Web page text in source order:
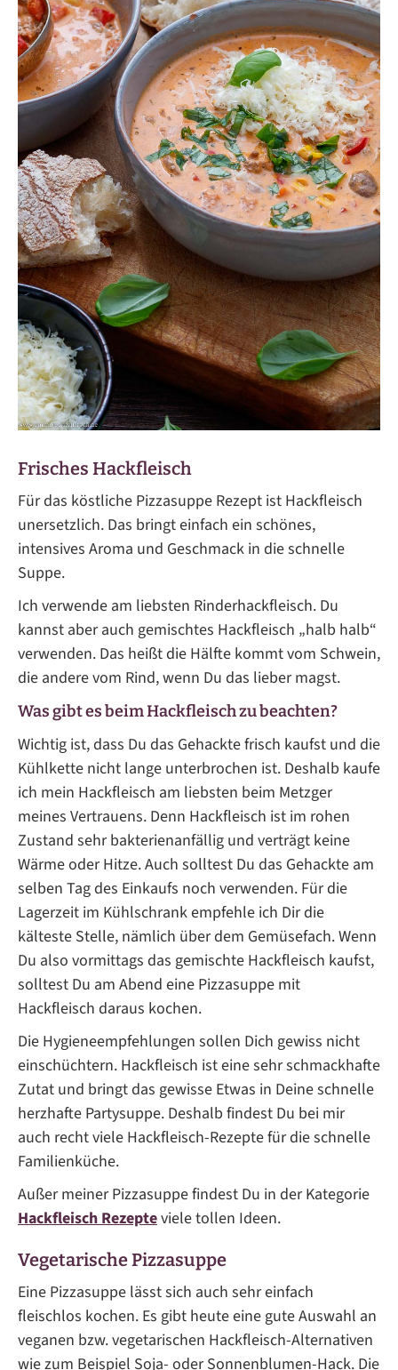
Frisches Hackfleisch
Für das köstliche Pizzasuppe Rezept ist Hackfleisch
unersetzlich. Das bringt einfach ein schönes,
intensives Aroma und Geschmack in die schnelle
Suppe.
Ich verwende am liebsten Rinderhackfleisch. Du
kannst aber auch gemischtes Hackfleisch „halb halb“
verwenden. Das heißt die Hälfte kommt vom Schwein,
die andere vom Rind, wenn Du das lieber magst.
Was gibt es beim Hackfleisch zu beachten?
Wichtig ist, dass Du das Gehackte frisch kaufst und die
Kühlkette nicht lange unterbrochen ist. Deshalb kaufe
ich mein Hackfleisch am liebsten beim Metzger
meines Vertrauens. Denn Hackfleisch ist im rohen
Zustand sehr bakterienanfällig und verträgt keine
Wärme oder Hitze. Auch solltest Du das Gehackte am
selben Tag des Einkaufs noch verwenden. Für die
Lagerzeit im Kühlschrank empfehle ich Dir die
kälteste Stelle, nämlich über dem Gemüsefach. Wenn
Du also vormittags das gemischte Hackfleisch kaufst,
solltest Du am Abend eine Pizzasuppe mit
Hackfleisch daraus kochen.
Die Hygieneempfehlungen sollen Dich gewiss nicht
einschüchtern. Hackfleisch ist eine sehr schmackhafte
Zutat und bringt das gewisse Etwas in Deine schnelle
herzhafte Partysuppe. Deshalb findest Du bei mir
auch recht viele Hackfleisch-Rezepte für die schnelle
Familienküche.
Außer meiner Pizzasuppe findest Du in der Kategorie
Hackfleisch Rezepteviele tollen Ideen.
Vegetarische Pizzasuppe
Eine Pizzasuppe lässt sich auch sehr einfach
fleischlos kochen. Es gibt heute eine gute Auswahl an
veganen bzw. vegetarischen Hackfleisch-Alternativen
wie zum Beispiel Soja- oder Sonnenblumen-Hack. Die